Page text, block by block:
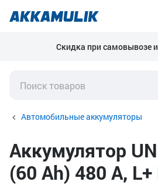
Скидка при самовывозе
Автомобильные аккумуляторы
Аккумулятор
(60 Ah) 480 А, L+